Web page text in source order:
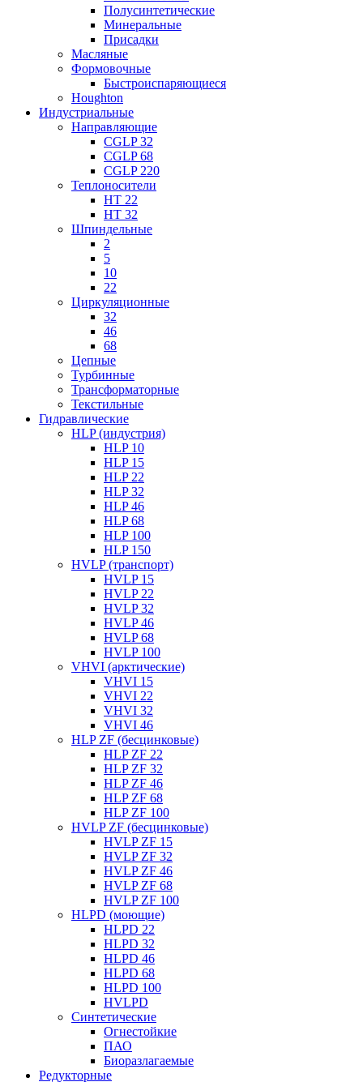
Полусинтетические
Минеральные
Присадки
Масляные
Формовочные
Быстроиспаряющиеся
Houghton
Индустриальные
Направляющие
CGLP 32
CGLP 68
CGLP 220
Теплоносители
HT 22
HT 32
Шпиндельные
2
5
10
22
Циркуляционные
32
46
68
Цепные
Турбинные
Трансформаторные
Текстильные
Гидравлические
HLP (индустрия)
HLP 10
HLP 15
HLP 22
HLP 32
HLP 46
HLP 68
HLP 100
HLP 150
HVLP (транспорт)
HVLP 15
HVLP 22
HVLP 32
HVLP 46
HVLP 68
HVLP 100
VHVI (арктические)
VHVI 15
VHVI 22
VHVI 32
VHVI 46
HLP ZF (бесцинковые)
HLP ZF 22
HLP ZF 32
HLP ZF 46
HLP ZF 68
HLP ZF 100
HVLP ZF (бесцинковые)
HVLP ZF 15
HVLP ZF 32
HVLP ZF 46
HVLP ZF 68
HVLP ZF 100
HLPD (моющие)
HLPD 22
HLPD 32
HLPD 46
HLPD 68
HLPD 100
HVLPD
Синтетические
Огнестойкие
ПАО
Биоразлагаемые
Редукторные